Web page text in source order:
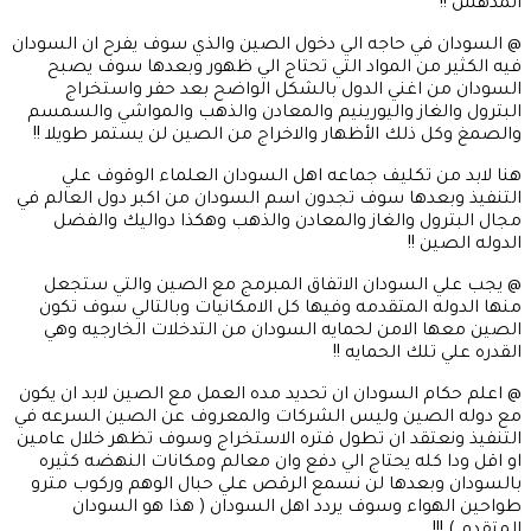
المدهش !!
@ السودان في حاجه الي دخول الصين والذي سوف يفرح ان السودان
فيه الكثير من المواد التي تحتاج الي ظهور وبعدها سوف يصبح
السودان من اغني الدول بالشكل الواضح بعد حفر واستخراج
البترول والغاز واليورينيم والمعادن والذهب والمواشي والسمسم
والصمغ وكل ذلك الأظهار والاخراج من الصين لن يستمر طويلا !!
هنا لابد من تكليف جماعه اهل السودان العلماء الوقوف علي
التنفيذ وبعدها سوف تجدون اسم السودان من اكبر دول العالم في
مجال البترول والغاز والمعادن والذهب وهكذا دواليك والفضل
الدوله الصين !!
@ يجب علي السودان الاتفاق المبرمج مع الصين والتي ستجعل
منها الدوله المتقدمه وفيها كل الامكانيات وبالتالي سوف تكون
الصين معها الامن لحمايه السودان من التدخلات الخارجيه وهي
القدره علي تلك الحمايه !!
@ اعلم حكام السودان ان تحديد مده العمل مع الصين لابد ان يكون
مع دوله الصين وليس الشركات والمعروف عن الصين السرعه في
التنفيذ ونعتقد ان تطول فتره الاستخراج وسوف تظهر خلال عامين
او اقل ودا كله يحتاج الي دفع وان معالم ومكانات النهضه كثيره
بالسودان وبعدها لن نسمع الرقص علي حبال الوهم وركوب مترو
طواحين الهواء وسوف يردد اهل السودان ( هذا هو السودان